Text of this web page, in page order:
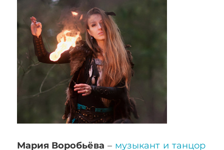
Мария Воробьёва – музыкант и танцор